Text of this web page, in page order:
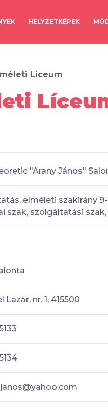
HELYZETKÉPEK
Líceum
"Arany János"
elméleti szakirány 9-
szak, szolgáltatási szak,
Lazăr, nr. 1, 415500